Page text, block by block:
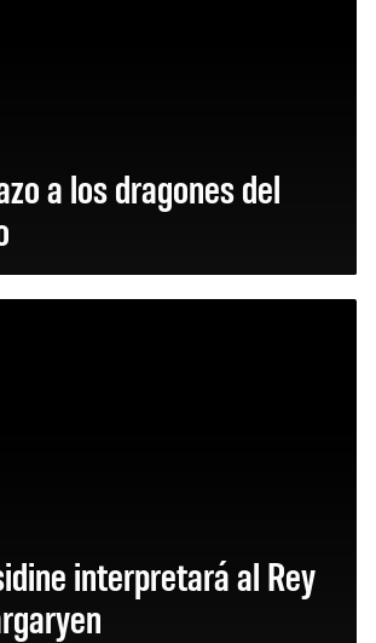
a los dragones del
interpretará al Rey